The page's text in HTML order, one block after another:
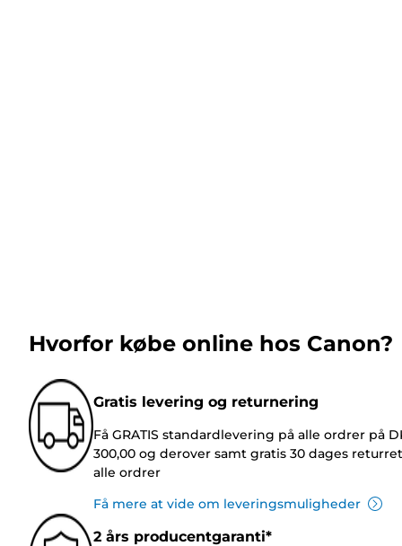
Hvorfor købe online hos Canon?
Gratis levering og returnering
Få GRATIS standardlevering på alle ordrer på
300,00 og derover samt gratis 30 dages
alle ordrer
Få mere at vide om leveringsmuligheder
2 års producentgaranti*